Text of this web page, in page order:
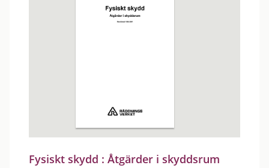
Fysiskt skydd : Åtgärder i skyddsrum